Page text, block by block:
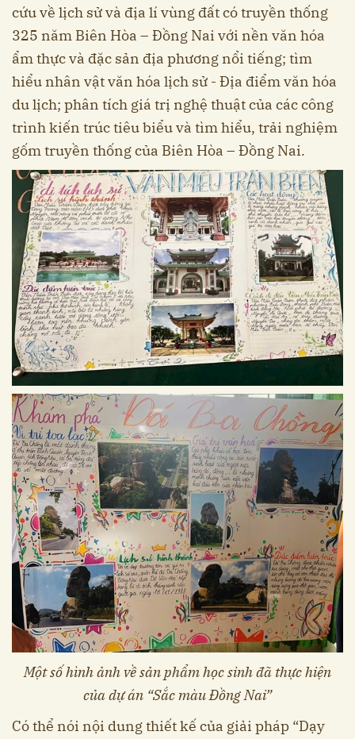
cứu về lịch sử và địa lí vùng đất có truyền thống
325 năm Biên Hòa – Đồng Nai với nền văn hóa
ẩm thực và đặc sản địa phương nổi tiếng; tìm
hiểu nhân vật văn hóa lịch sử - Địa điểm văn hóa
du lịch; phân tích giá trị nghệ thuật của các công
trình kiến trúc tiêu biểu và tìm hiểu, trải nghiệm
gốm truyền thống của Biên Hòa – Đồng Nai.
Một số hình ảnh về sản phẩm học sinh đã thực hiện
của dự án “Sắc màu Đồng Nai”
Có thể nói nội dung thiết kế của giải pháp “Dạy